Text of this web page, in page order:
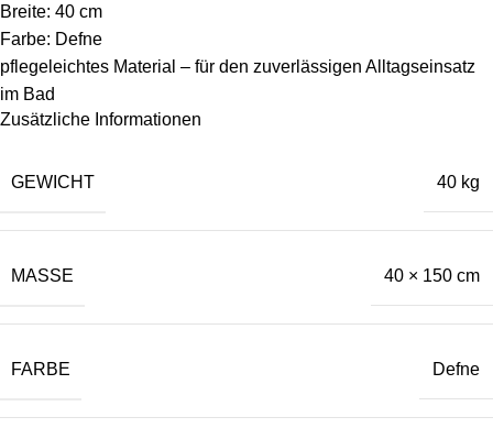
Breite: 40 cm
Farbe: Defne
pflegeleichtes Material – für den zuverlässigen Alltagseinsatz
im Bad
Zusätzliche Informationen
GEWICHT 40 kg
MASSE 40 × 150 cm
FARBE Defne